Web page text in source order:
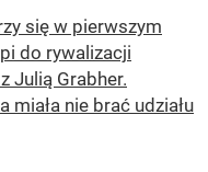
się w pierwszym
do rywalizacji
Julią Grabher.
nie brać udziału